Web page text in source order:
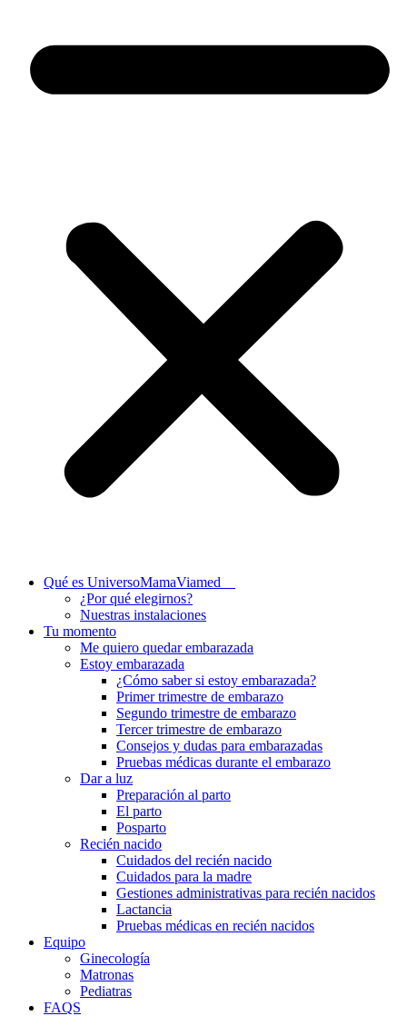
Qué es UniversoMamaViamed
¿Por qué elegirnos?
Nuestras instalaciones
Tu momento
Me quiero quedar embarazada
Estoy embarazada
¿Cómo saber si estoy embarazada?
Primer trimestre de embarazo
Segundo trimestre de embarazo
Tercer trimestre de embarazo
Consejos y dudas para embarazadas
Pruebas médicas durante el embarazo
Dar a luz
Preparación al parto
El parto
Posparto
Recién nacido
Cuidados del recién nacido
Cuidados para la madre
Gestiones administrativas para recién nacidos
Lactancia
Pruebas médicas en recién nacidos
Equipo
Ginecología
Matronas
Pediatras
FAQS